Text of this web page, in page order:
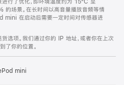
行了优化，即环境温度约为 15ºC 至
场景。在长时间以高音量播放音频等情
mini 在启动后需要一定时间对传感器进
选项。我们通过你的 IP 地址，或者你在上次
了你的位置。
mini